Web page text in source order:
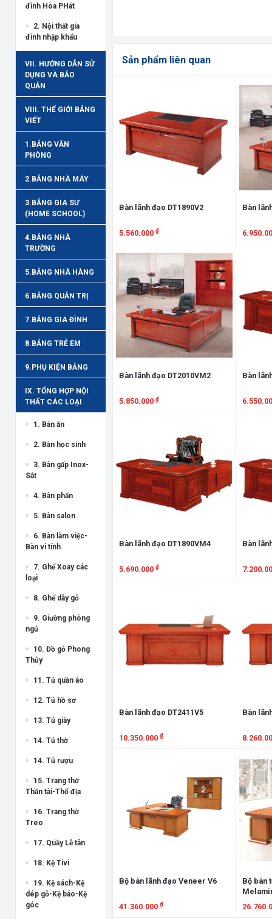
đình Hòa PHát
2. Nội thất gia
đình nhập khẩu
VII. HƯỚNG DẪN SỬ
DỤNG VÀ BẢO
QUẢN
VIII. THẾ GIỚI BẢNG
VIẾT
1.BẢNG VĂN
PHÒNG
2.BẢNG NHÀ MÁY
3.BẢNG GIA SƯ
(HOME SCHOOL)
4.BẢNG NHÀ
TRƯỜNG
5.BẢNG NHÀ HÀNG
6.BẢNG QUẢN TRỊ
7.BẢNG GIA ĐÌNH
8.BẢNG TRẺ EM
9.PHỤ KIỆN BẢNG
IX. TỔNG HỢP NỘI
THẤT CÁC LOẠI
1. Bàn ăn
2. Bàn học sinh
3. Bàn gấp Inox-
Sắt
4. Bàn phấn
5. Bàn salon
6. Bàn làm việc-
Bàn vi tính
7. Ghế Xoay các
loại
8. Ghế dây gỗ
9. Giường phòng
ngủ
10. Đồ gỗ Phong
Thủy
11. Tủ quần áo
12. Tủ hồ sơ
13. Tủ giày
14. Tủ thờ
14. Tủ rượu
15. Trang thờ
Thần tài-Thổ địa
16. Trang thờ
Treo
17. Quầy Lễ tân
18. Kệ Tivi
19. Kệ sách-Kệ
dép gỗ-Kệ báo-Kệ
góc
Sản phẩm liên quan
Bàn lãnh đạo DT1890V2
5.560.000 ₫
Bàn
Bàn lãnh đạo DT2010VM2
5.850.000 ₫
Bàn
Bàn lãnh đạo DT1890VM4
5.690.000 ₫
Bàn
Bàn lãnh đạo DT2411V5
10.350.000 ₫
Bàn
Bộ bàn lãnh đạo Veneer V6
41.360.000 ₫
Bộ bàn